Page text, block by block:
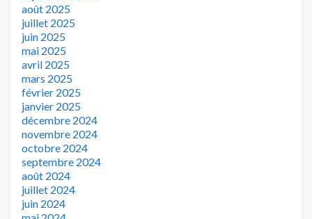
août 2025
juillet 2025
juin 2025
mai 2025
avril 2025
mars 2025
février 2025
janvier 2025
décembre 2024
novembre 2024
octobre 2024
septembre 2024
août 2024
juillet 2024
juin 2024